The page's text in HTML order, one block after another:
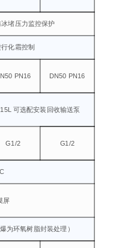
堵压力监控保护
化霜控制
PN16 DN50 PN16
15L 可选配安装回收输送泵
G1/2 G1/2
屏
爆为环氧树脂封装处理）